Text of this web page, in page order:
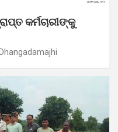
କର୍ମଚାରୀଙ୍କୁ